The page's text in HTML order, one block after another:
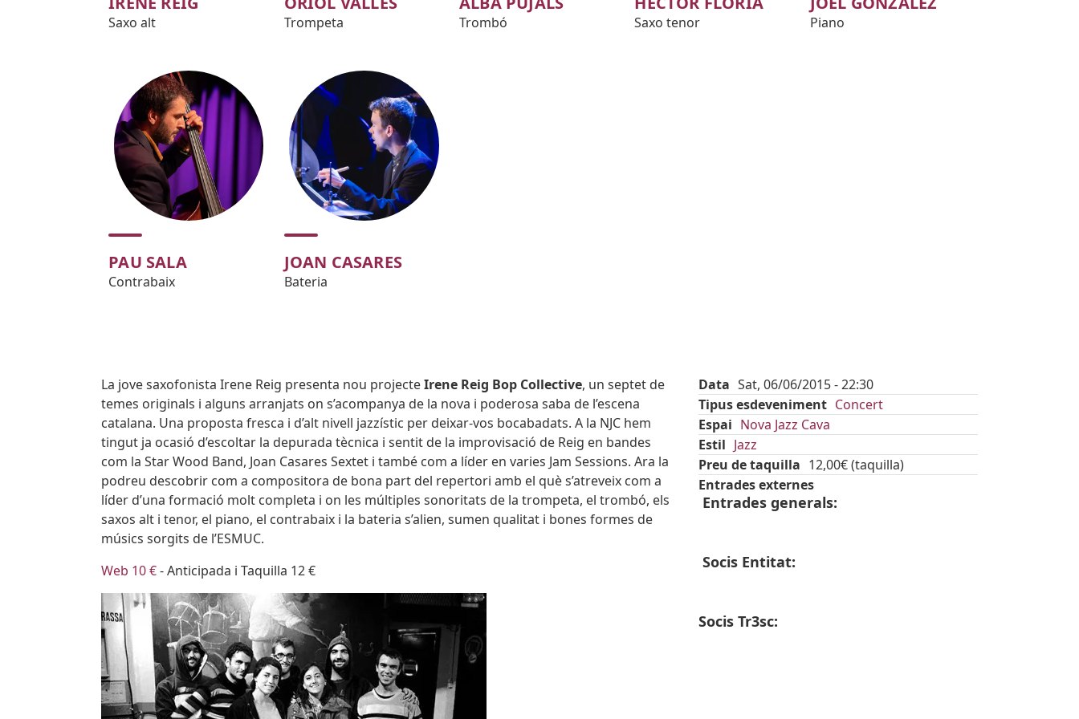
Saxo alt Trompeta Trombó Saxo tenor Piano
PAU SALA
Contrabaix
JOAN CASARES
Bateria
Body
La jove saxofonista Irene Reig presenta nou projecteIrene Reig Bop Collective, un septet de
temes originals i alguns arranjats on s’acompanya de la nova i poderosa saba de l’escena
catalana. Una proposta fresca i d’alt nivell jazzístic per deixar-vos bocabadats. A la NJC hem
tingut ja ocasió d’escoltar la depurada tècnica i sentit de la improvisació de Reig en bandes
com la Star Wood Band, Joan Casares Sextet i també com a líder en varies Jam Sessions. Ara la
podreu descobrir com a compositora de bona part del repertori amb el què s’atreveix com a
líder d’una formació molt completa i on les múltiples sonoritats de la trompeta, el trombó, els
saxos alt i tenor, el piano, el contrabaix i la bateria s’alien, sumen qualitat i bones formes de
músics sorgits de l’ESMUC.
Web 10 €- Anticipada i Taquilla 12 €
Imatges
Image
Data Sat, 06/06/2015 - 22:30
Tipus esdeveniment Concert
Espai Nova Jazz Cava
Estil Jazz
Preu de taquilla 12,00€ (taquilla)
Entrades externes
Entrades generals:
Socis Entitat:
Socis Tr3sc: